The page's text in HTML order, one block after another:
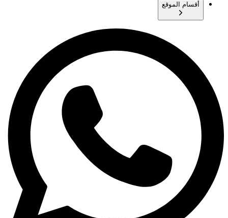
أقسام الموقع